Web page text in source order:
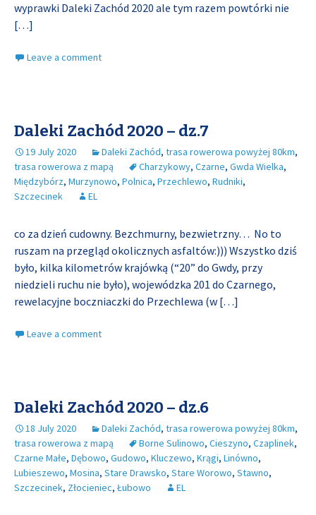
wyprawki Daleki Zachód 2020 ale tym razem powtórki nie
[…]
Leave a comment
Daleki Zachód 2020 – dz.7
19 July 2020 Daleki Zachód, trasa rowerowa powyżej 80km,
trasa rowerowa z mapą
Charzykowy, Czarne, Gwda Wielka,
Międzybórz, Murzynowo, Polnica, Przechlewo, Rudniki,
Szczecinek
EL
co za dzień cudowny. Bezchmurny, bezwietrzny… No to
ruszam na przegląd okolicznych asfaltów:))) Wszystko dziś
było, kilka kilometrów krajówką (“20” do Gwdy, przy
niedzieli ruchu nie było), wojewódzka 201 do Czarnego,
rewelacyjne boczniaczki do Przechlewa (w […]
Leave a comment
Daleki Zachód 2020 – dz.6
18 July 2020 Daleki Zachód, trasa rowerowa powyżej 80km,
trasa rowerowa z mapą
Borne Sulinowo, Cieszyno, Czaplinek,
Czarne Małe, Dębowo, Gudowo, Kluczewo, Krągi, Linówno,
Lubieszewo, Mosina, Stare Drawsko, Stare Worowo, Stawno,
Szczecinek, Złocieniec, Łubowo EL